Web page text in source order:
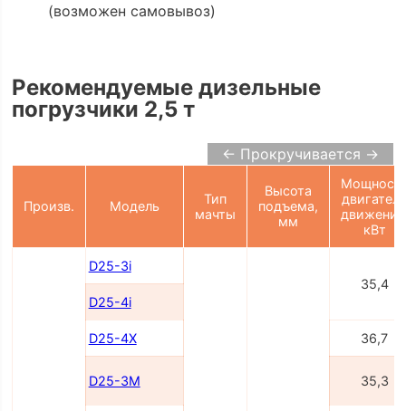
(возможен самовывоз)
Рекомендуемые дизельные
погрузчики 2,5 т
← Прокручивается →
Произв. Модель
Тип
мачты
Высота
подъема,
мм
кВт
D25-3i
35,4
D25-4i
D25-4X 36,7
D25-3M 35,3